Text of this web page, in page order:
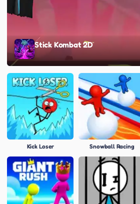
Stick Kombat 2D
Kick Loser Snowball Racing